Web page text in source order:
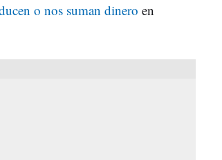
o nos suman dinero en